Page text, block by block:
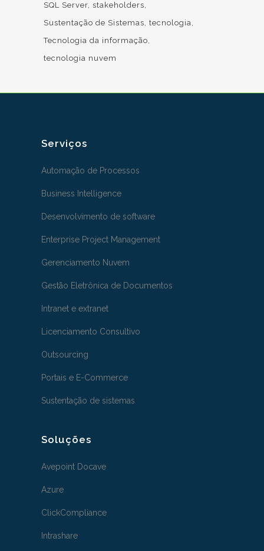
SQL Server stakeholders
Sustentação de Sistemas tecnologia
Tecnologia da informação
tecnologia nuvem
Serviços
Automação de Processos
Business Intelligence
Desenvolvimento de software
Enterprise Project Management
Gerenciamento Nuvem
Gestão Eletrônica de Documentos
Intranet e extranet
Licenciamento Consultivo
Outsourcing
Portais e E-Commerce
Sustentação de sistemas
Soluções
Avepoint Docave
Azure
ClickCompliance
Intrashare